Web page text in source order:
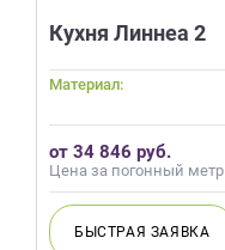
Кухня Линнеа 2
Материал:
от 34 846 руб.
Цена за погонный метр
БЫСТРАЯ ЗАЯВКА